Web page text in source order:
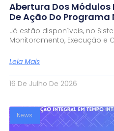
Abertura Dos Módulos
De Ação Do Programa
Já estão disponíveis, no
Monitoramento, Execução e
Leia Mais
16 De Julho De 2026
News